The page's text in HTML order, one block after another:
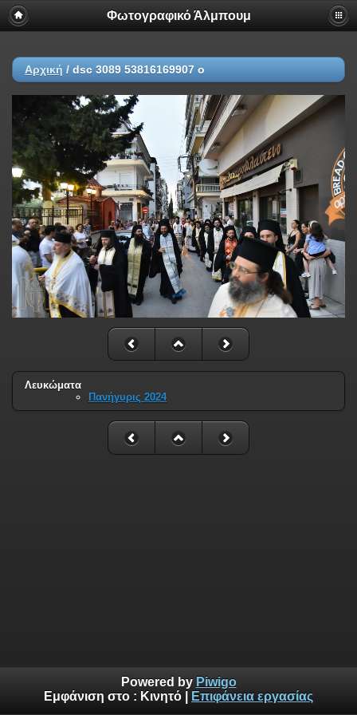
Φωτογραφικό Άλμπουμ
Αρχική / dsc 3089 53816169907 o
Λευκώματα
Πανήγυρις 2024
Powered by Piwigo
Εμφάνιση στο : Κινητό Επιφάνεια εργασίας